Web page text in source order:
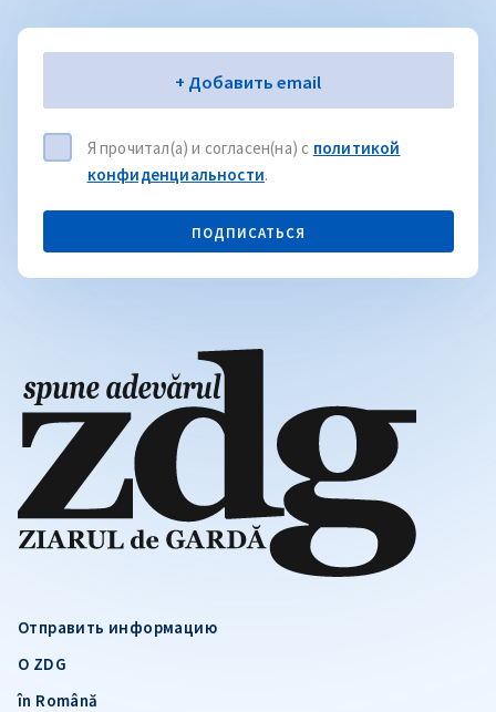
Отправить информацию
О ZDG
în Română
Электронная почта+ Добавить email
Я прочитал(а) и согласен(на) с политикой
конфиденциальности.
ПОДПИСАТЬСЯ